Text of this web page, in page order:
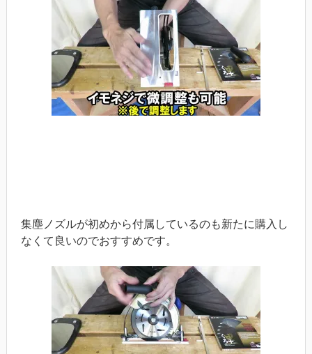
集塵ノズルが初めから付属しているのも新たに購入し
なくて良いのでおすすめです。